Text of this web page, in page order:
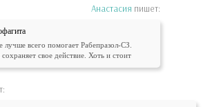
Анастасия пишет:
всего помогает Рабепразол-СЗ.
свое действие. Хоть и стоит